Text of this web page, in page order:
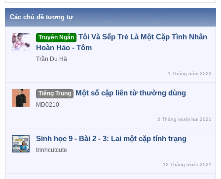
Các chủ đề tương tự
Truyện Ngắn
Tôi Và Sếp Trẻ Là Một Cặp Tình Nhân
Hoàn Hảo - Tôm
Trần Du Hà
1 Tháng năm 2022
Tiếng Trung Một số cặp liên từ thường dùng
MD0210
2 Tháng mười hai 2021
Sinh học 9 - Bài 2 - 3: Lai một cặp tính trạng
trinhcutcute
12 Tháng mười 2021